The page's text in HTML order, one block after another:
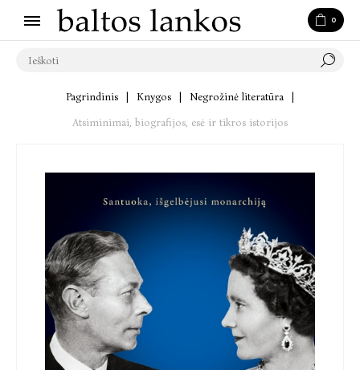
0
Pagrindinis Knygos Negrožinė literatūra
Atsiminimai, biografijos, esė ir tikros istorijos